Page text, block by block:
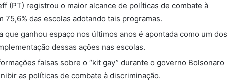
(PT) registrou o maior alcance de políticas de combate à
75,6% das escolas adotando tais programas.
que ganhou espaço nos últimos anos é apontada como um dos
dessas ações nas escolas.
falsas sobre o “kit gay” durante o governo Bolsonaro
as políticas de combate à discriminação.